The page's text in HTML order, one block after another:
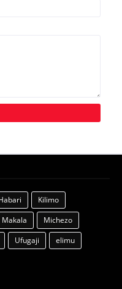
Kilimo
Makala
Michezo
Ufugaji
elimu